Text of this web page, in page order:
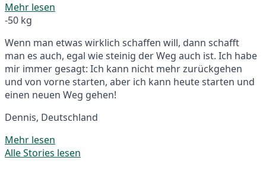
Mehr lesen
-50 kg
Wenn man etwas wirklich schaffen will, dann schafft
man es auch, egal wie steinig der Weg auch ist. Ich habe
mir immer gesagt: Ich kann nicht mehr zurückgehen
und von vorne starten, aber ich kann heute starten und
einen neuen Weg gehen!
Dennis, Deutschland
Mehr lesen
Alle Stories lesen